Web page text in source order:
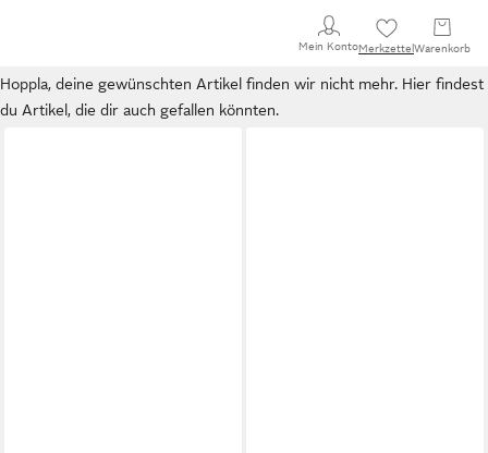
Mein KontoMerkzettel Warenkorb
Hoppla, deine gewünschten Artikel finden wir nicht mehr. Hier findest
du Artikel, die dir auch gefallen könnten.